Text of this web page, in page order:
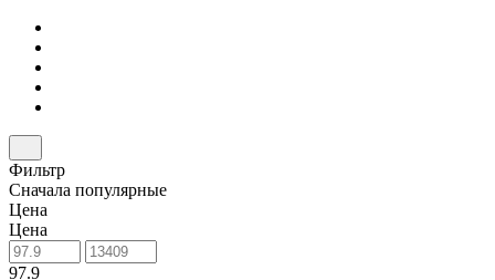
Фильтр
Сначала популярные
Цена
Цена
97.9